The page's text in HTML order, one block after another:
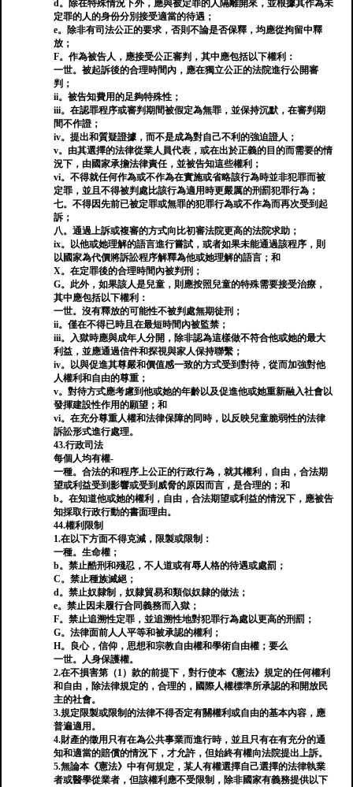
d。除在特殊情況下外，應與被定罪的人隔離開來，並根據其作為未
定罪的人的身份分別接受適當的待遇；
e。除非有司法公正的要求，否則不論是否保釋，均應從拘留中釋
放；
F。作為被告人，應接受公正審判，其中應包括以下權利：
一世。被起訴後的合理時間內，應在獨立公正的法院進行公開審
判；
ii。被告知費用的足夠特殊性；
iii。在認罪程序或審判期間被假定為無罪，並保持沉默，在審判期
間不作證；
iv。提出和質疑證據，而不是成為對自己不利的強迫證人；
v。由其選擇的法律從業人員代表，或在出於正義的目的而需要的情
況下，由國家承擔法律責任，並被告知這些權利；
vi。不得就任何作為或不作為在實施或省略該行為時並非犯罪而被
定罪，並且不得被判處比該行為適用時更嚴厲的刑罰犯罪行為；
七。不得因先前已被定罪或無罪的犯罪行為或不作為而再次受到起
訴；
八。通過上訴或複審的方式向比初審法院更高的法院求助；
ix。以他或她理解的語言進行嘗試，或者如果未能通過該程序，則
以國家為代價將訴訟程序解釋為他或她理解的語言；和
X。在定罪後的合理時間內被判刑；
G。此外，如果該人是兒童，則應按照兒童的特殊需要接受治療，
其中應包括以下權利：
一世。沒有釋放的可能性不被判處無期徒刑；
ii。僅在不得已時且在最短時間內被監禁；
iii。入獄時應與成年人分開，除非認為這樣做不符合他或她的最大
利益，並應通過信件和探視與家人保持聯繫；
iv。以與促進其尊嚴和價值感一致的方式受到對待，從而加強對他
人權利和自由的尊重；
v。對待方式應考慮到他或她的年齡以及促進他或她重新融入社會以
發揮建設性作用的願望；和
vi。在充分尊重人權和法律保障的同時，以反映兒童脆弱性的法律
訴訟形式進行處理。
43.行政司法
每個人均有權-
一種。合法的和程序上公正的行政行為，就其權利，自由，合法期
望或利益受到影響或受到威脅的原因而言，是合理的；和
b。在知道他或她的權利，自由，合法期望或利益的情況下，應被告
知採取行政行動的書面理由。
44.權利限制
1.在以下方面不得克減，限製或限制：
一種。生命權；
b。禁止酷刑和殘忍，不人道或有辱人格的待遇或處罰；
C。禁止種族滅絕；
d。禁止奴隸制，奴隸貿易和類似奴隸的做法；
e。禁止因未履行合同義務而入獄；
F。禁止追溯性定罪，並追溯性地對犯罪行為處以更高的刑罰；
G。法律面前人人平等和被承認的權利；
H。良心，信仰，思想和宗教自由權和學術自由權；要么
一世。人身保護權。
2.在不損害第（1）款的前提下，對行使本《憲法》規定的任何權利
和自由，除法律規定的，合理的，國際人權標準所承認的和開放民
主的社會。
3.規定限製或限制的法律不得否定有關權利或自由的基本內容，應
普遍適用。
4.財產的徵用只有在為公共事業而進行時，並且只有在有充分的通
知和適當的賠償的情況下，才允許，但始終有權向法院提出上訴。
5.無論本《憲法》中有何規定，某人有權選擇自己選擇的法律執業
者或醫學從業者，但該權利應不受限制，除非國家有義務提供以下